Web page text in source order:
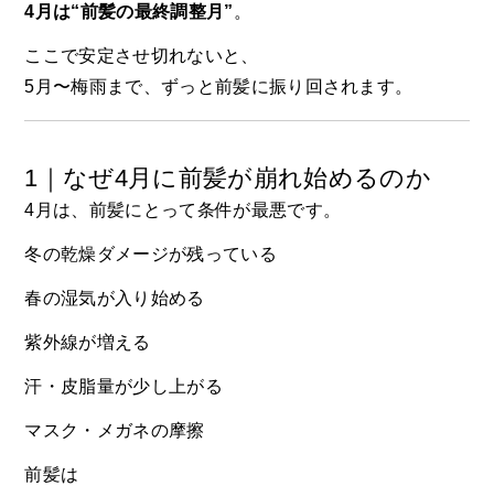
4月は“前髪の最終調整月” 。
ここで安定させ切れないと、
5月〜梅雨まで、ずっと前髪に振り回されます。
1｜なぜ4月に前髪が崩れ始めるのか
4月は、前髪にとって条件が最悪です。
冬の乾燥ダメージが残っている
春の湿気が入り始める
紫外線が増える
汗・皮脂量が少し上がる
マスク・メガネの摩擦
前髪は